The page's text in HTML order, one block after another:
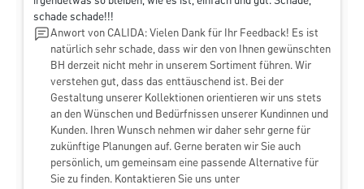
schade schade!!!
Anwort von CALIDA: Vielen Dank für Ihr Feedback! Es ist
natürlich sehr schade, dass wir den von Ihnen gewünschten
BH derzeit nicht mehr in unserem Sortiment führen. Wir
verstehen gut, dass das enttäuschend ist. Bei der
Gestaltung unserer Kollektionen orientieren wir uns stets
an den Wünschen und Bedürfnissen unserer Kundinnen und
Kunden. Ihren Wunsch nehmen wir daher sehr gerne für
zukünftige Planungen auf. Gerne beraten wir Sie auch
persönlich, um gemeinsam eine passende Alternative für
Sie zu finden. Kontaktieren Sie uns unter